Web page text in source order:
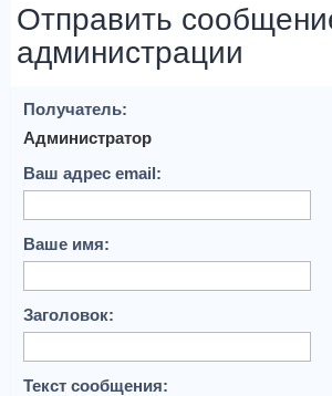
Отправить
администрации
Получатель:
Администратор
Ваш адрес email:
Ваше имя:
Заголовок:
Текст сообщения: